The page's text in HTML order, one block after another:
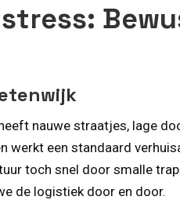
nauwe straatjes, lage
een standaard
toch snel door smalle
de logistiek door en door.